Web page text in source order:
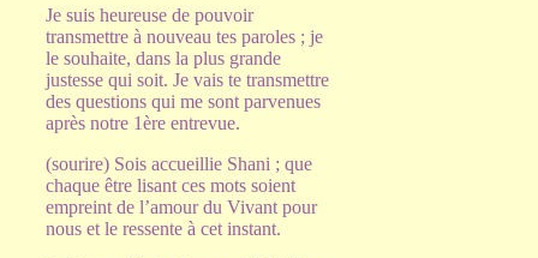
Je suis heureuse de pouvoir
transmettre à nouveau tes paroles ; je
le souhaite, dans la plus grande
justesse qui soit. Je vais te transmettre
des questions qui me sont parvenues
après notre 1ère entrevue.
(sourire) Sois accueillie Shani ; que
chaque être lisant ces mots soient
empreint de l’amour du Vivant pour
nous et le ressente à cet instant.